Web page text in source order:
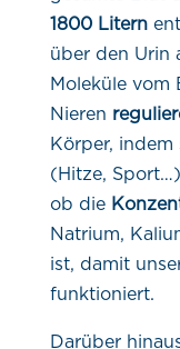
1800 Litern
über den Urin
Moleküle vom
Nieren
Körper, indem
(Hitze,
ob die
Natrium,
ist, damit
funktioniert.
Darüber